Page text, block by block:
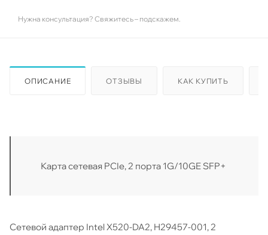
Нужна консультация? Свяжитесь – подскажем.
ОПИСАНИЕ ОТЗЫВЫ КАК КУПИТЬ
Карта сетевая PCIe, 2 порта 1G/10GE SFP+
Сетевой адаптер Intel X520-DA2, H29457-001, 2